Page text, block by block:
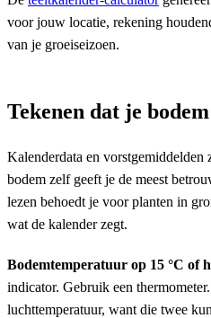
voor jouw locatie, rekening
van je groeiseizoen.
Tekenen dat je
Kalenderdata en vorstgemiddelden
bodem zelf geeft je de meest
lezen behoedt je voor planten in
wat de kalender zegt.
Bodemtemperatuur op 15 °C of
indicator. Gebruik een
luchttemperatuur, want die twee